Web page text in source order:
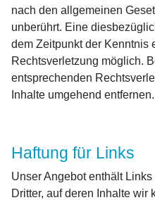
nach den allgemeinen
unberührt. Eine
dem Zeitpunkt der Kenntnis
Rechtsverletzung möglich.
entsprechenden
Inhalte umgehend entfernen.
Haftung für Links
Unser Angebot enthält
Dritter, auf deren Inhalte wir